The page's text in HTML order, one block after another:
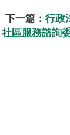
下一篇： 行政
社區服務諮詢